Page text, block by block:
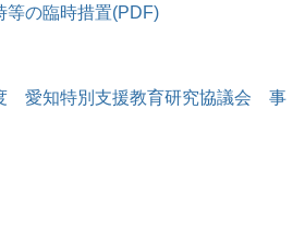
等の臨時措置(PDF)
愛知特別支援教育研究協議会 事